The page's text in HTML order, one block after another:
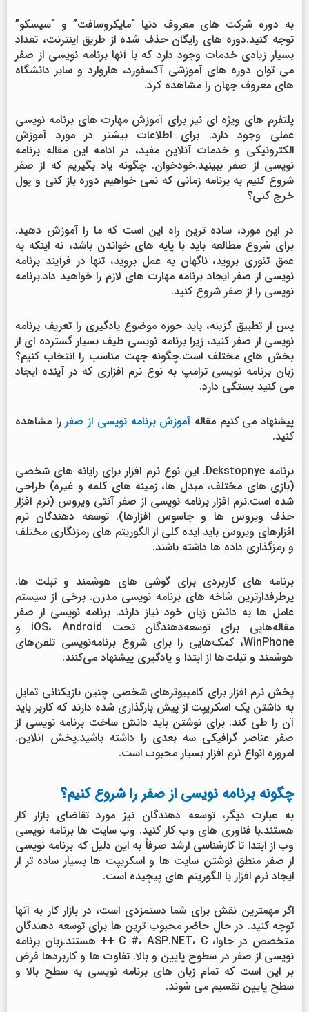
به دوره شرکت های معروف دنیا “مایکروسافت” و “سیسکو”
توجه کنید.دوره های رایگان حذف شده از طریق اینترنت، تعداد
بسیار زیادی خدمات وجود دارد که با آنها برنامه نویسی از صفر
می توان دوره های آموزشی آکسفورد، هاروارد و سایر دانشگاه
های معروف جهان را مشاهده کرد.
پلتفرم های ویژه ای نیز برای آموزش مهارت های برنامه نویسی
عملی وجود دارد. برای اطلاعات بیشتر در مورد آموزش
الکترونیکی و خدمات آنلاین مفید، در ادامه این مقاله برنامه
نویسی از صفر ببینید.خودخوان. چگونه یاد بگیریم که از صفر
شروع کنیم به برنامه زمانی که نمی خواهیم دوره باز کنی و پول
خرج کنی؟
در این مورد، ساده ترین راه این است که ما را آموزش دهید.
برای شروع مطالعه باید با پایه های خواندن باشد، نه اینکه به
عمق تئوری بروید، ناگهان به عمل بروید، تنها در فرآیند برنامه
نویسی از صفر ایجاد برنامه مهارت های لازم را خواهید داد.برنامه
نویسی را از صفر شروع کنید.
پس از تطبیق گزینه، باید حوزه موضوع یادگیری را تعریف برنامه
نویسی از صفر کنید، زیرا برنامه نویسی طیف بسیار گسترده ای از
بخش های مختلف است.چگونه جهت مناسب را انتخاب کنیم؟
زبان برنامه نویسی ترامپ به نوع نرم افزاری که در آینده ایجاد
می کنید بستگی دارد.
پیشنهاد می کنیم مقالهآموزش برنامه نویسی از صفررا مشاهده
کنید.
برنامه Dekstopnye. این نوع نرم افزار برای رایانه های شخصی
(بازی های مختلف، مبدل ها، زمینه های کلمه و غیره) طراحی
شده است.نرم افزار برنامه نویسی از صفر آنتی ویروس (نرم افزار
حذف ویروس ها و جاسوس افزارها). توسعه دهندگان نرم
افزارهای ویروس باید ایده کلی از الگوریتم های رمزنگاری مختلف
و رمزگذاری داده ها داشته باشند.
برنامه های کاربردی برای گوشی های هوشمند و تبلت ها.
پرطرفدارترین شاخه های برنامه نویسی مدرن. برخی از سیستم
عامل ها به دانش زبان خود نیاز دارند. برنامه نویسی از صفر
مقاله‌هایی برای توسعه‌دهندگان تحت iOS، Android و
WinPhone، کمک‌هایی را برای شروع برنامه‌نویسی تلفن‌های
هوشمند و تبلت‌ها از ابتدا و یادگیری پیشنهاد می‌کنند.
پخش نرم افزار برای کامپیوترهای شخصی چنین بازیکنانی تمایل
به داشتن یک اسکریپت از پیش بارگذاری شده دارند که کاربر باید
آن را طی کند. برای نوشتن باید دانش ساخت برنامه نویسی از
صفر عناصر گرافیکی سه بعدی را داشته باشید.پخش آنلاین.
امروزه انواع نرم افزار بسیار محبوب است.
چگونه برنامه نویسی از صفر را شروع کنیم؟
به عبارت دیگر، توسعه دهندگان نیز مورد تقاضای بازار کار
هستند.با فناوری های وب کار کنید. وب سایت ها برنامه نویسی
وب از ابتدا تا کارشناسی ارشد صرفاً به این دلیل که برنامه نویسی
از صفر منطق نوشتن سایت ها و اسکریپت ها بسیار ساده تر از
ایجاد نرم افزار با الگوریتم های پیچیده است.
اگر مهمترین نقش برای شما دستمزدی است، در بازار کار به آنها
توجه کنید. در حال حاضر محبوب ترین ها برای توسعه دهندگان
متخصص در جاوا، C #، ASP.NET، C ++ هستند.زبان برنامه
نویسی از صفر در سطوح پایین و بالا. تفاوت ها و کاربردها فرض
بر این است که تمام زبان های برنامه نویسی به سطح بالا و
سطح پایین تقسیم می شوند.